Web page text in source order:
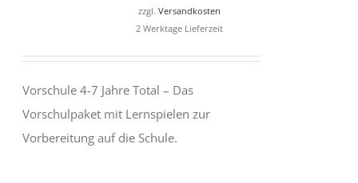
zzgl. Versandkosten
2 Werktage Lieferzeit
Vorschule 4-7 Jahre Total – Das
Vorschulpaket mit Lernspielen zur
Vorbereitung auf die Schule.